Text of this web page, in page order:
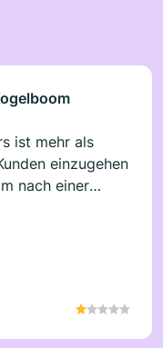
ist mehr als
einzugehen
nach einer
Geschrei
unter
mit Kunden um!!!
von fünf